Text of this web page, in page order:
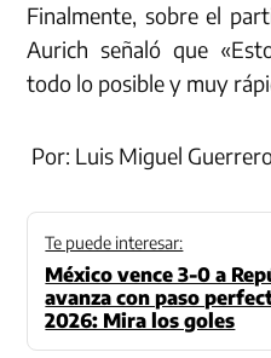
Finalmente, sobre el
Aurich señaló que
todo lo posible y muy
Por: Luis Miguel
Te puede interesar:
México vence 3-0 a
avanza con paso
2026: Mira los goles